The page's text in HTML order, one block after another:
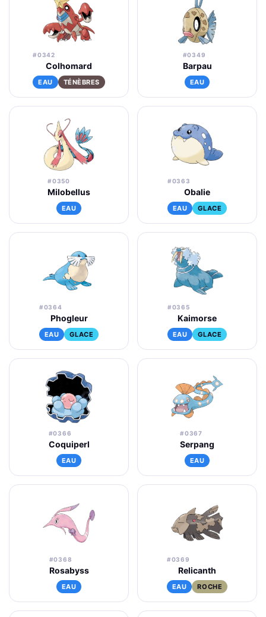
#0342
Colhomard
EAU TÉNÈBRES
#0349
Barpau
EAU
#0350
Milobellus
EAU
#0363
Obalie
EAU GLACE
#0364
Phogleur
EAU GLACE
#0365
Kaimorse
EAU GLACE
#0366
Coquiperl
EAU
#0367
Serpang
EAU
#0368
Rosabyss
EAU
#0369
Relicanth
EAU ROCHE